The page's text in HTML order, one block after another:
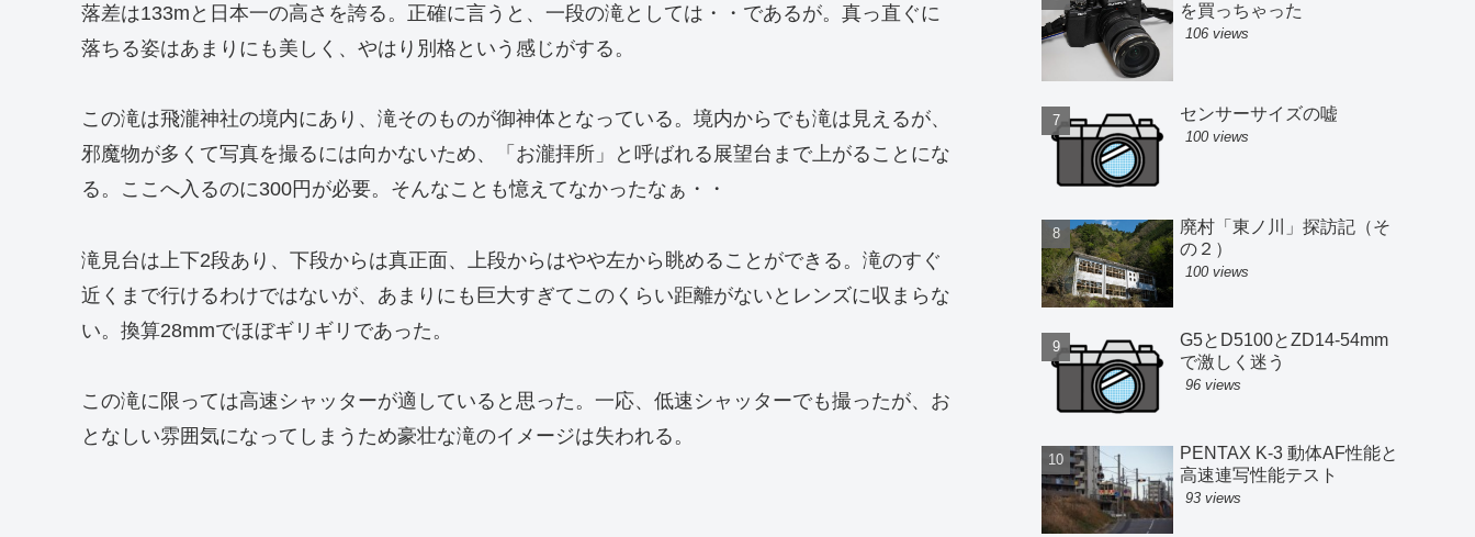
落差は133mと日本一の高さを誇る。正確に言うと、一段の滝としては・・であるが。真っ直ぐに
落ちる姿はあまりにも美しく、やはり別格という感じがする。
この滝は飛瀧神社の境内にあり、滝そのものが御神体となっている。境内からでも滝は見えるが、
邪魔物が多くて写真を撮るには向かないため、「お瀧拝所」と呼ばれる展望台まで上がることにな
る。ここへ入るのに300円が必要。そんなことも憶えてなかったなぁ・・
滝見台は上下2段あり、下段からは真正面、上段からはやや左から眺めることができる。滝のすぐ
近くまで行けるわけではないが、あまりにも巨大すぎてこのくらい距離がないとレンズに収まらな
い。換算28mmでほぼギリギリであった。
この滝に限っては高速シャッターが適していると思った。一応、低速シャッターでも撮ったが、お
となしい雰囲気になってしまうため豪壮な滝のイメージは失われる。
を買っちゃった
106 views
センサーサイズの嘘
100 views
廃村「東ノ川」探訪記（そ
の２）
100 views
G5とD5100とZD14-54mm
で激しく迷う
96 views
PENTAX K-3 動体AF性能と
高速連写性能テスト
93 views